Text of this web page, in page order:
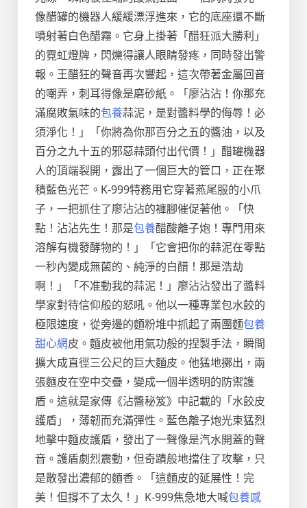
像醋罐的機器人緩緩漂浮進來，它的底座還不斷
噴射著白色醋霧。它身上掛著「醋狂派大勝利」
的霓虹燈牌，閃爍得讓人眼睛發疼，同時發出警
報。王醋狂的聲音再次響起，這次帶著金屬回音
的嘲弄，刺耳得像是磨砂紙。「廖沾沾！你那充
滿腐敗氣味的包養蒜泥，是對醬料學的侮辱！必
須淨化！」「你將為你那百分之五的醬油，以及
百分之九十五的邪惡蒜頭付出代價！」醋罐機器
人的頂端裂開，露出了一個巨大的管口，正在聚
積藍色光芒。K-999特務用它穿著燕尾服的小爪
子，一把抓住了廖沾沾的褲腳催促著他。「快
點！沾沾先生！那是包養醋酸離子炮！專門用來
溶解有機發酵物的！」「它會把你的蒜泥在零點
一秒內變成無菌的、純淨的白醋！那是浩劫
啊！」「不准動我的蒜泥！」廖沾沾發出了醬料
學家對待信仰般的怒吼。他以一種專業包水餃的
極限速度，從旁邊的麵粉堆中抓起了兩團麵包養
甜心網皮。麵皮被他用氣功般的捏製手法，瞬間
擴大成直徑三公尺的巨大麵皮。他猛地擲出，兩
張麵皮在空中交疊，變成一個半透明的防禦護
盾。這就是家傳《沾醬秘笈》中記載的「水餃皮
護盾」，薄韌而充滿彈性。藍色離子炮光束猛烈
地擊中麵皮護盾，發出了一聲像是汽水開蓋的聲
音。護盾劇烈震動，但奇蹟般地擋住了攻擊，只
是散發出濃郁的麵香。「這麵皮的延展性！完
美！但撐不了太久！」K-999焦急地大喊包養感